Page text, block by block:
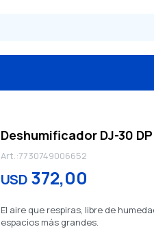
Deshumificador DJ-30
7730749006652
USD 372,00
El aire que respiras, libre de
espacios más grandes.